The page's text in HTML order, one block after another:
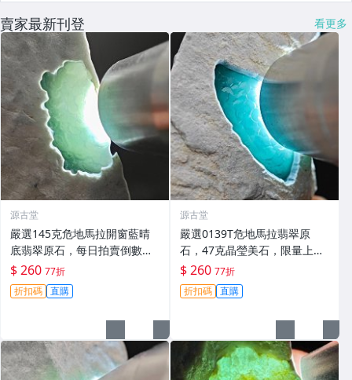
賣家最新刊登 看更多
源古堂
嚴選145克危地馬拉開窗藍晴
底翡翠原石，每日拍賣倒數計
時，即刻競拍。危地馬拉翡翠
擬價 藍色翡翠 晶塊 夜拍截標
十一點
$ 260 77折
折扣碼 直購
源古堂
嚴選0139T危地馬拉翡翠原
石，47克晶瑩美石，限量上
拍，今夜11點截標！真實成交
等你來。危地馬拉 翡翠原石 拍
賣
$ 260 77折
折扣碼 直購